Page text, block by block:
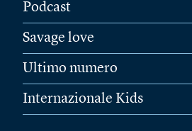
Podcast
Savage love
Ultimo numero
Internazionale Kids